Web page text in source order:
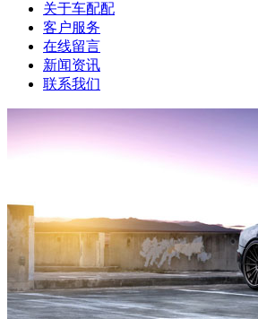
关于车配配
客户服务
在线留言
新闻资讯
联系我们